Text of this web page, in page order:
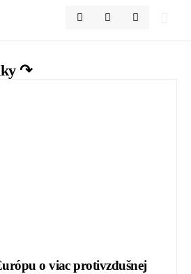
↷
o viac protivzdušnej